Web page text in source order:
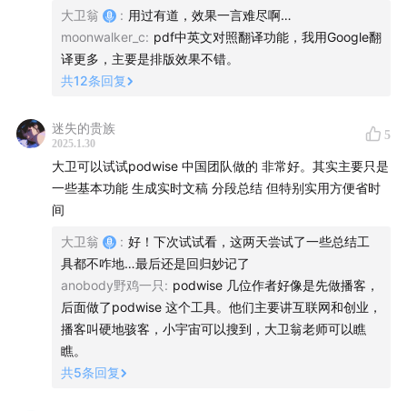
串台收听：
来 | 周末会客听
www.xiaoyuzhoufm.com
qizhulouyanbinke@gmail.com。
节目BGM：
The Long Way Round - Jodymoon
节目后期：甜食、大卫翁
- **架构创新**：如Transformer的提出（2017年）属于颠覆
性创新，但此类突破周期长、风险高。
- **工程创新**：如DeepSeek的分布式训练优化或MOE规
模化实践，属于**技术落地能力的创新**，对商业化至关重
- **应用创新**：在垂直场景中结合领域知识（如法律、医
疗）微调模型，可能产生更大社会价值，而这未必依赖底层
理论突破。
- **行业阶段的客观限制**
将已有理论规模化并降低成本**。在这一背景下，
DeepSeek的路径（优化工程效率、降低训练成本）是务实
且符合市场需求的。
---
### **4. 我的立场总结**
大卫翁 : 用过有道，效果一言难尽啊…
moonwalker_c: pdf中英文对照翻译功能，我用Google翻
译更多，主要是排版效果不错。
共12条回复
迷失的贵族
2025.1.30
5
大卫可以试试podwise 中国团队做的 非常好。其实主要只是
一些基本功能 生成实时文稿 分段总结 但特别实用方便省时
间
大卫翁 : 好！下次试试看，这两天尝试了一些总结工
具都不咋地…最后还是回归妙记了
anobody野鸡一只 : podwise 几位作者好像是先做播客，
后面做了podwise 这个工具。他们主要讲互联网和创业，
播客叫硬地骇客，小宇宙可以搜到，大卫翁老师可以瞧
瞧。
共5条回复